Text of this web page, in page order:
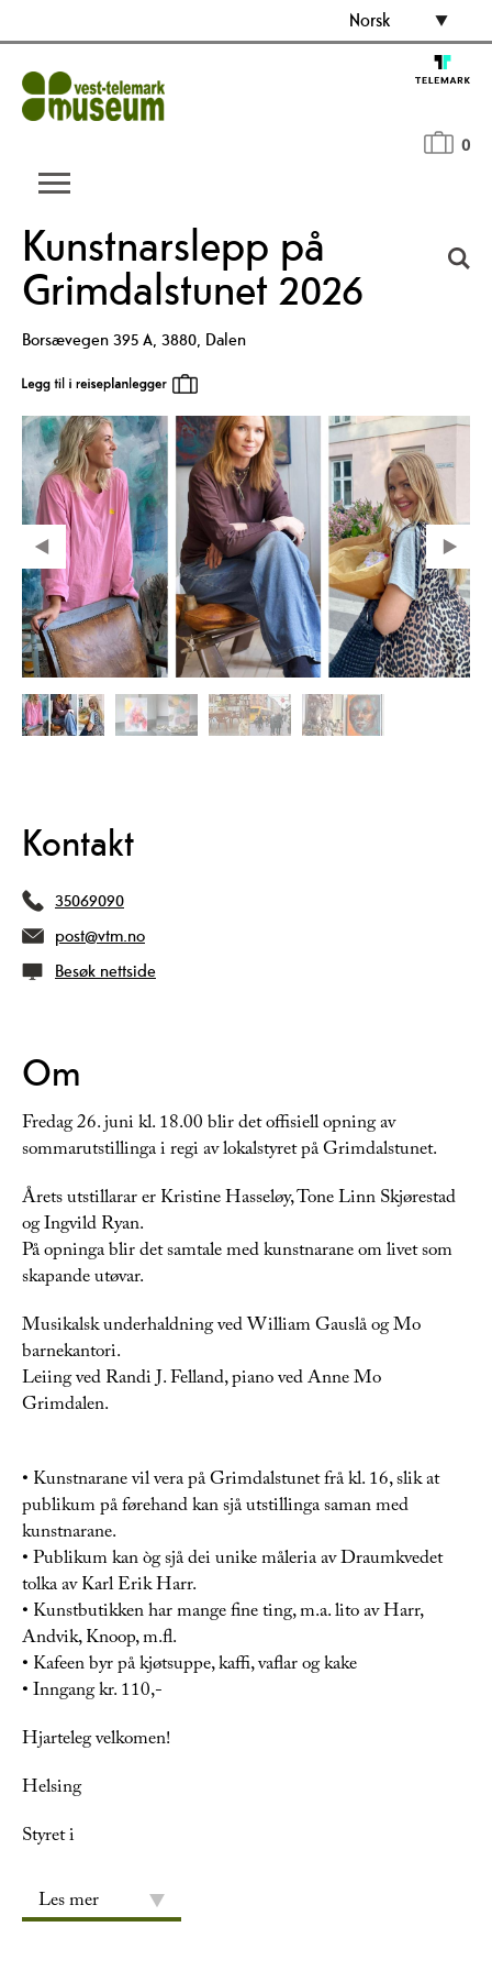
Norsk
0
Kunstnarslepp på
Grimdalstunet 2026
Borsævegen 395 A, 3880, Dalen
Kontakt
35069090
post@vtm.no
Besøk nettside
Om
Fredag 26. juni kl. 18.00 blir det offisiell opning av
sommarutstillinga i regi av lokalstyret på Grimdalstunet.
Årets utstillarar er Kristine Hasseløy, Tone Linn Skjørestad
og Ingvild Ryan.
På opninga blir det samtale med kunstnarane om livet som
skapande utøvar.
Musikalsk underhaldning ved William Gauslå og Mo
barnekantori.
Leiing ved Randi J. Felland, piano ved Anne Mo
Grimdalen.
• Kunstnarane vil vera på Grimdalstunet frå kl. 16, slik at
publikum på førehand kan sjå utstillinga saman med
kunstnarane.
• Publikum kan òg sjå dei unike måleria av Draumkvedet
tolka av Karl Erik Harr.
• Kunstbutikken har mange fine ting, m.a. lito av Harr,
Andvik, Knoop, m.fl.
• Kafeen byr på kjøtsuppe, kaffi, vaflar og kake
• Inngang kr. 110,-
Hjarteleg velkomen!
Helsing
Styret i
Les mer